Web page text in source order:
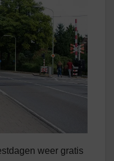
weer gratis